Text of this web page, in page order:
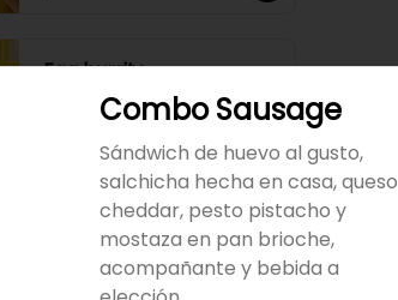
Egg burrito
Tortilla de harina rellena de
huevo revuelto, tocineta, papas
aguacate, cogollo y salsa de la
$30.900
Sausage
Combo Sausage
Sándwich de huevo al gusto,
salchicha hecha en casa, queso
cheddar, pesto pistacho y
mostaza en pan brioche,
acompañante y bebida a